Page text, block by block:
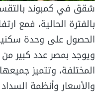
شقق في كمبوند
بالفترة الحالية، فمع
الحصول على وحدة
ويوجد بمصر عدد كبير
المختلفة، وتتميز
والأسعار وأنظمة